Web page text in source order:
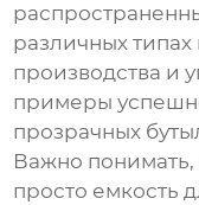
различных типах
производства и
примеры
прозрачных
Важно понимать,
просто емкость